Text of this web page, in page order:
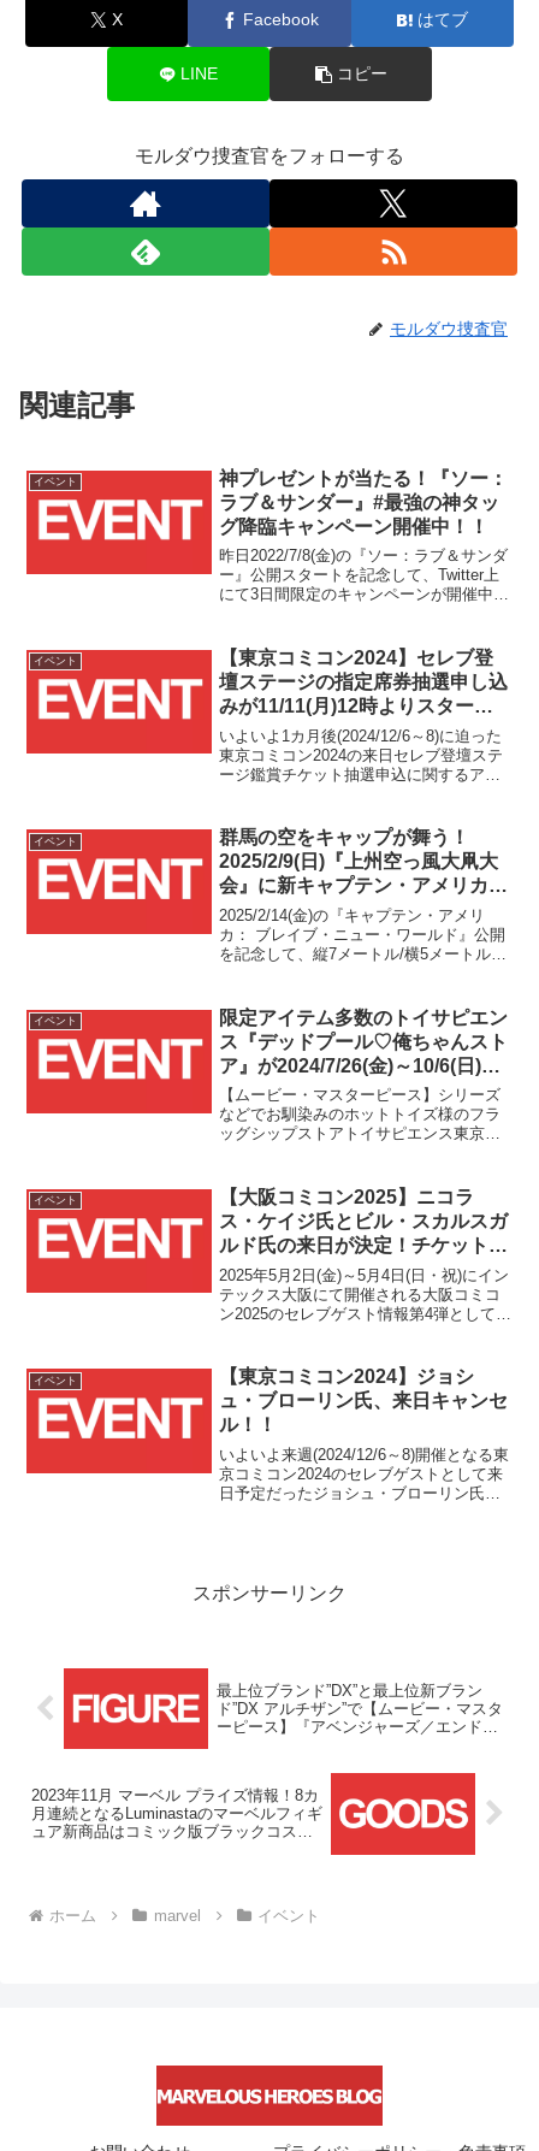
X Facebook はてブ
LINE コピー
モルダウ捜査官をフォローする
モルダウ捜査官
関連記事
イベント
神プレゼントが当たる！『ソー：
ラブ＆サンダー』#最強の神タッ
グ降臨キャンペーン開催中！！
昨日2022/7/8(金)の『ソー：ラブ＆サンダ
ー』公開スタートを記念して、Twitter上
にて3日間限定のキャンペーンが開催中で
イベント
【東京コミコン2024】セレブ登
壇ステージの指定席券抽選申し込
みが11/11(月)12時よりスター
ト！！
いよいよ1カ月後(2024/12/6～8)に迫った
東京コミコン2024の来日セレブ登壇ステ
ージ鑑賞チケット抽選申込に関するアナ
イベント
群馬の空をキャップが舞う！
2025/2/9(日)『上州空っ風大凧大
会』に新キャプテン・アメリカ大
凧が登場！！
2025/2/14(金)の『キャプテン・アメリ
カ： ブレイブ・ニュー・ワールド』公開
を記念して、縦7メートル/横5メートル、
大凧大会』の会場で実際に大凧揚げが行
われます！！
イベント
限定アイテム多数のトイサピエン
ス『デッドプール♡俺ちゃんスト
ア』が2024/7/26(金)～10/6(日)の
期間限定で開催！予約優先入場チ
ケットの受付もスタート！！
【ムービー・マスターピース】シリーズ
などでお馴染みのホットトイズ様のフラ
ッグシップストアトイサピエンス東京に
催されます！！
イベント
【大阪コミコン2025】ニコラ
ス・ケイジ氏とビル・スカルスガ
ルド氏の来日が決定！チケットは
4月12日(土)18時より発売！！
2025年5月2日(金)～5月4日(日・祝)にイン
テックス大阪にて開催される大阪コミコ
ン2025のセレブゲスト情報第4弾としてニ
あの！！あのニコラス・ケイジ氏がコミ
コンにやって来ます！！
イベント
【東京コミコン2024】ジョシ
ュ・ブローリン氏、来日キャンセ
ル！！
いよいよ来週(2024/12/6～8)開催となる東
京コミコン2024のセレブゲストとして来
日予定だったジョシュ・ブローリン氏の
スポンサーリンク
最上位ブランド”DX”と最上位新ブラン
ド”DX アルチザン”で【ムービー・マスタ
ーピース】『アベンジャーズ／エンドゲ
2023年11月 マーベル プライズ情報！8カ
月連続となるLuminastaのマーベルフィギ
ュア新商品はコミック版ブラックコスチ
ホーム marvel イベント